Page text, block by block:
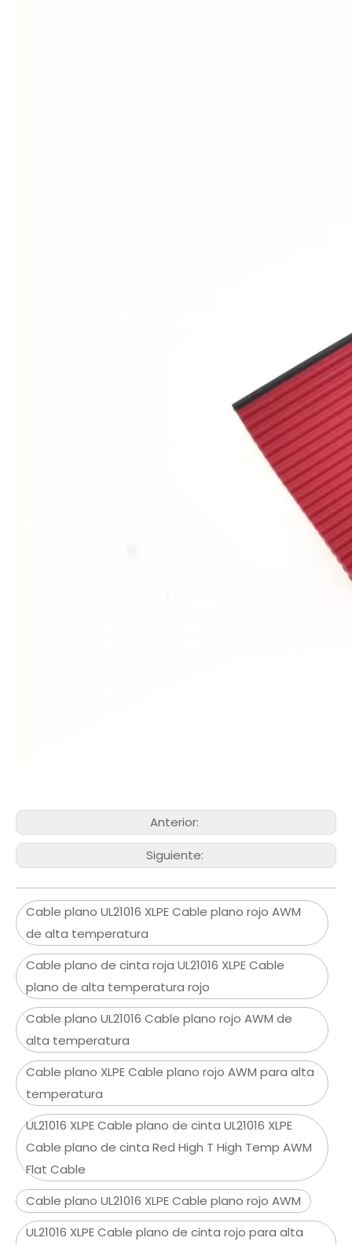
Anterior:
Siguiente:
Cable plano UL21016 XLPE Cable plano rojo AWM
de alta temperatura
Cable plano de cinta roja UL21016 XLPE Cable
plano de alta temperatura rojo
Cable plano UL21016 Cable plano rojo AWM de
alta temperatura
Cable plano XLPE Cable plano rojo AWM para alta
temperatura
UL21016 XLPE Cable plano de cinta UL21016 XLPE
Cable plano de cinta Red High T High Temp AWM
Flat Cable
Cable plano UL21016 XLPE Cable plano rojo AWM
UL21016 XLPE Cable plano de cinta rojo para alta